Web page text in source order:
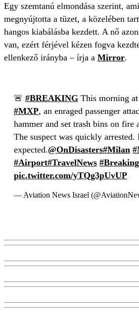
Egy szemtanú elmondása szerint,
megnyújtotta a tüzet, a közelében
hangos kiabálásba kezdett. A nő
van, ezért férjével kézen fogva
ellenkező irányba – írja a Mirror.
🚨 #BREAKING This morning at
#MXP, an enraged passenger
hammer and set trash bins on fire
The suspect was quickly
expected.@OnDisasters#Milan
#Airport#TravelNews
pic.twitter.com/yTQg3pUvUP
— Aviation News Israel